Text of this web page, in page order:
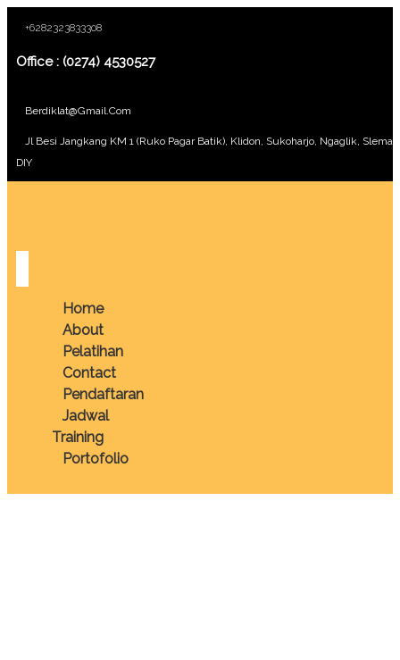
+6282323833308
Office : (0274) 4530527
Berdiklat@gmail.com
Jl Besi Jangkang KM 1 (Ruko Pagar Batik), Klidon, Sukoharjo, Ngaglik,
DIY
Home
About
Pelatihan
Contact
Pendaftaran
Jadwal
Training
Portofolio